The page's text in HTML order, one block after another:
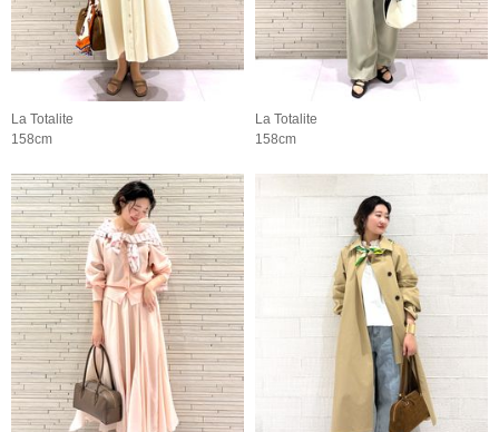
La Totalite
158cm
La Totalite
158cm